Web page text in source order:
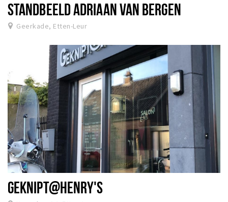
STANDBEELD ADRIAAN VAN BERGEN
Geerkade, Etten-Leur
GEKNIPT@HENRY'S